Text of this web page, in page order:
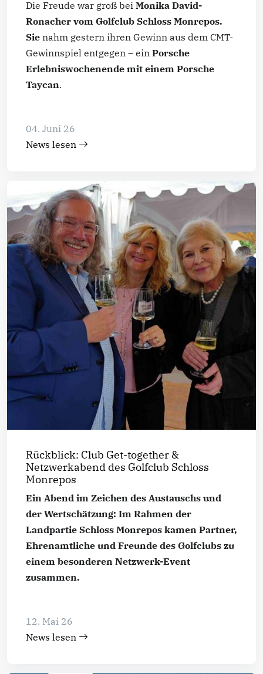
Die Freude war groß bei Monika David-
Ronacher vom Golfclub Schloss Monrepos.
Sie nahm gestern ihren Gewinn aus dem CMT-
Gewinnspiel entgegen – ein Porsche
Erlebniswochenende mit einem Porsche
Taycan.
04. Juni 26
News lesen
Rückblick: Club Get-together &
Netzwerkabend des Golfclub Schloss
Monrepos
Ein Abend im Zeichen des Austauschs und
der Wertschätzung: Im Rahmen der
Landpartie Schloss Monrepos kamen Partner,
Ehrenamtliche und Freunde des Golfclubs zu
einem besonderen Netzwerk-Event
zusammen.
12. Mai 26
News lesen